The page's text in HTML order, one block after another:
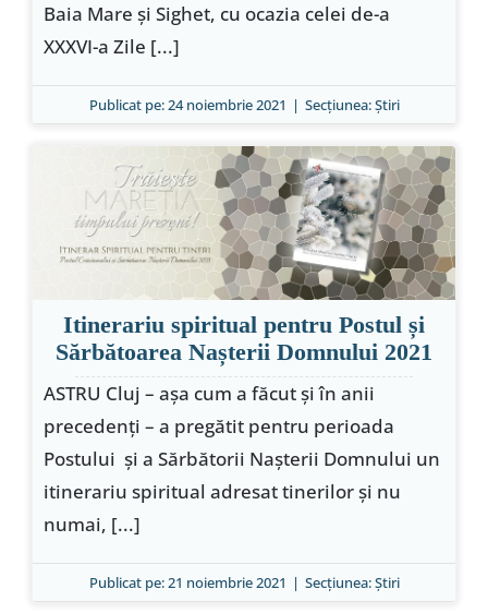
Baia Mare și Sighet, cu ocazia celei de-a
XXXVI-a Zile [...]
Publicat pe: 24 noiembrie 2021 | Secțiunea:Ştiri
Itinerariu spiritual pentru Postul și
Sărbătoarea Nașterii Domnului 2021
ASTRU Cluj – așa cum a făcut și în anii
precedenți – a pregătit pentru perioada
Postului și a Sărbătorii Nașterii Domnului un
itinerariu spiritual adresat tinerilor și nu
numai, [...]
Publicat pe: 21 noiembrie 2021 | Secțiunea:Ştiri